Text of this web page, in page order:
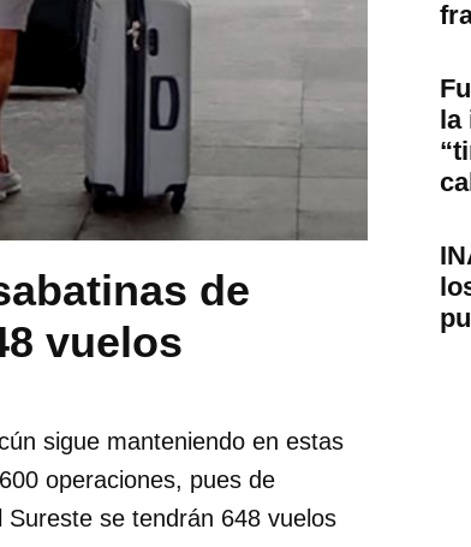
de
vuelos
sigue manteniendo en estas
operaciones, pues de
se tendrán 648 vuelos
la